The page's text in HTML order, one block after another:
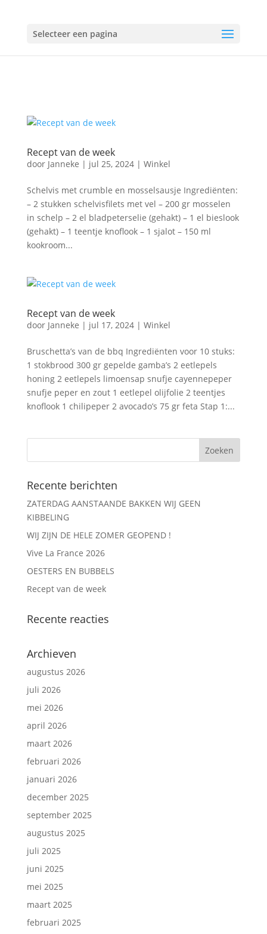
Selecteer een pagina
Recept van de week
door Janneke | jul 25, 2024| Winkel
Schelvis met crumble en mosselsausje Ingrediënten:
– 2 stukken schelvisfilets met vel – 200 gr mosselen
in schelp – 2 el bladpeterselie (gehakt) – 1 el bieslook
(gehakt) – 1 teentje knoflook – 1 sjalot – 150 ml
kookroom...
Recept van de week
door Janneke | jul 17, 2024| Winkel
Bruschetta’s van de bbq Ingrediënten voor 10 stuks:
1 stokbrood 300 gr gepelde gamba’s 2 eetlepels
honing 2 eetlepels limoensap snufje cayennepeper
snufje peper en zout 1 eetlepel olijfolie 2 teentjes
knoflook 1 chilipeper 2 avocado’s 75 gr feta Stap 1:...
Recente berichten
ZATERDAG AANSTAANDE BAKKEN WIJ GEEN
KIBBELING
WIJ ZIJN DE HELE ZOMER GEOPEND !
Vive La France 2026
OESTERS EN BUBBELS
Recept van de week
Recente reacties
Archieven
augustus 2026
juli 2026
mei 2026
april 2026
maart 2026
februari 2026
januari 2026
december 2025
september 2025
augustus 2025
juli 2025
juni 2025
mei 2025
maart 2025
februari 2025